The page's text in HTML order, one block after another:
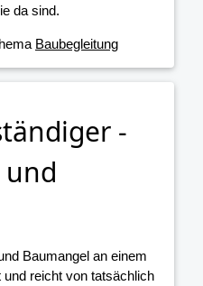
da sind.
Baubegleitung
-
und
Baumangel an einem
reicht von tatsächlich